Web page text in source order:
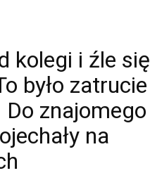
kolegi i źle się
było zatrucie
znajomego
na